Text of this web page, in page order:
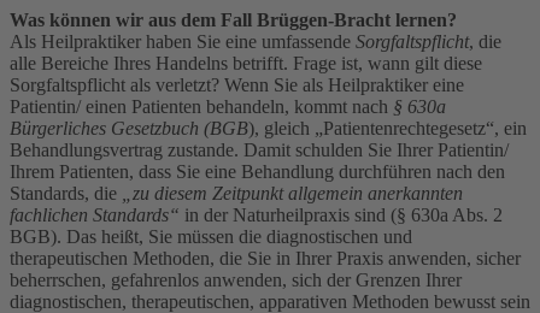
Was können wir aus dem Fall Brüggen-Bracht lernen?
Als Heilpraktiker haben Sie eine umfassende Sorgfaltspflicht, die
alle Bereiche Ihres Handelns betrifft. Frage ist, wann gilt diese
Sorgfaltspflicht als verletzt? Wenn Sie als Heilpraktiker eine
Patientin/ einen Patienten behandeln, kommt nach § 630a
Bürgerliches Gesetzbuch (BGB), gleich „Patientenrechtegesetz“, ein
Behandlungsvertrag zustande. Damit schulden Sie Ihrer Patientin/
Ihrem Patienten, dass Sie eine Behandlung durchführen nach den
Standards, die
„zu diesem Zeitpunkt allgemein anerkannten
fachlichen Standards“ in der Naturheilpraxis sind (§ 630a Abs. 2
BGB). Das heißt, Sie müssen die diagnostischen und
therapeutischen Methoden, die Sie in Ihrer Praxis anwenden, sicher
beherrschen, gefahrenlos anwenden, sich der Grenzen Ihrer
diagnostischen, therapeutischen, apparativen Methoden bewusst sein